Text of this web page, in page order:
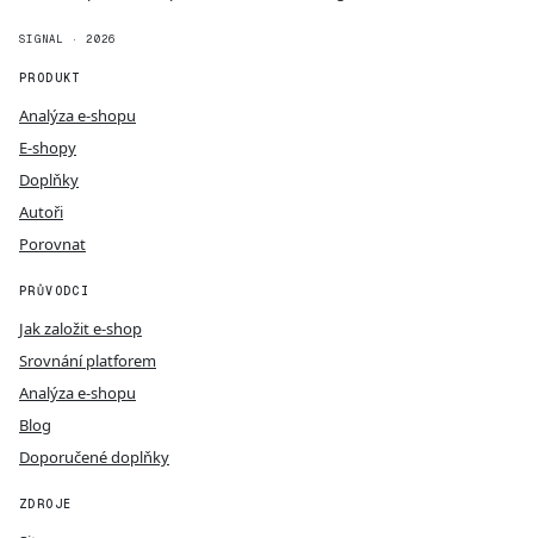
SIGNAL · 2026
PRODUKT
Analýza e-shopu
E-shopy
Doplňky
Autoři
Porovnat
PRŮVODCI
Jak založit e-shop
Srovnání platforem
Analýza e-shopu
Blog
Doporučené doplňky
ZDROJE